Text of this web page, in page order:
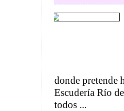
donde pretende
Escudería Río
todos ...